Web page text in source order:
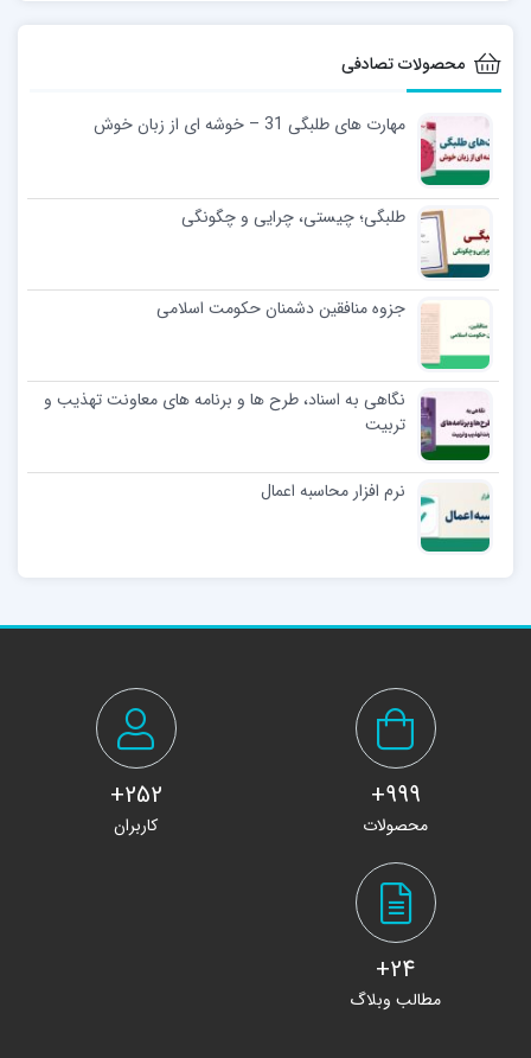
محصولات تصادفی
مهارت های طلبگی 31 – خوشه ای از زبان خوش
طلبگی؛ چیستی، چرایی و چگونگی
جزوه منافقین دشمنان حکومت اسلامی
نگاهی به اسناد، طرح ها و برنامه های معاونت تهذیب و
تربیت
نرم افزار محاسبه اعمال
999+
محصولات
252+
کاربران
24+
مطالب وبلاگ